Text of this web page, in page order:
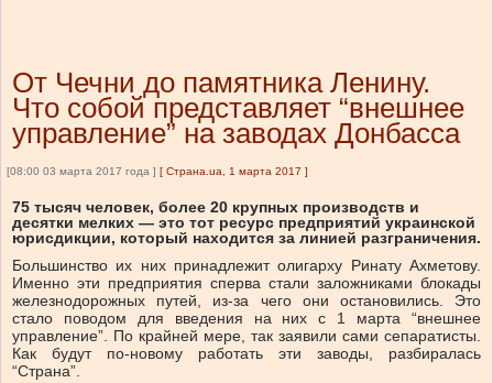
От Чечни до памятника Ленину.
Что собой представляет “внешнее
управление” на заводах Донбасса
[08:00 03 марта 2017 года ] [ Страна.ua, 1 марта 2017 ]
75 тысяч человек, более 20 крупных производств и
десятки мелких — это тот ресурс предприятий украинской
юрисдикции, который находится за линией разграничения.
Большинство их них принадлежит олигарху Ринату Ахметову.
Именно эти предприятия сперва стали заложниками блокады
железнодорожных путей, из-за чего они остановились. Это
стало поводом для введения на них с 1 марта “внешнее
управление”. По крайней мере, так заявили сами сепаратисты.
Как будут по-новому работать эти заводы, разбиралась
“Страна”.